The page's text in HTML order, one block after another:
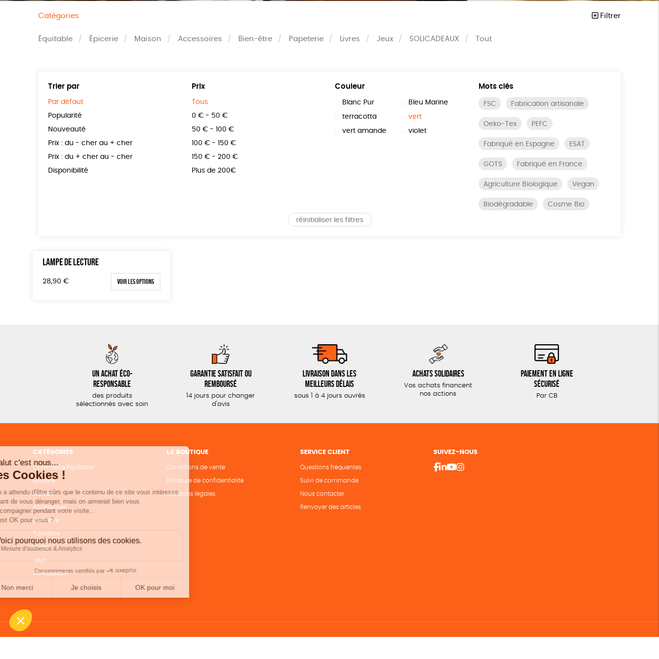
Catégories Filtrer
Équitable Épicerie Maison Accessoires Bien-être Papeterie Livres Jeux SOLICADEAUX Tout
Trier par
Par défaut
Popularité
Nouveauté
Prix : du - cher au + cher
Prix : du + cher au - cher
Disponibilité
Prix
Tous
0 € - 50 €
50 € - 100 €
100 € - 150 €
150 € - 200 €
Plus de 200€
Couleur
Blanc Pur Bleu Marine
terracotta vert
vert amande violet
Mots clés
FSC Fabrication artisanale
Oeko-Tex PEFC
Fabriqué en Espagne ESAT
GOTS Fabriqué en France
Agriculture Biologique Vegan
Biodégradable Cosme Bio
réinitialiser les filtres
LAMPE DE LECTURE
28,90 € Voir les options
Un achat éco-
responsable
des produits
sélectionnés avec soin
Garantie satisfait ou
remboursé
14 jours pour changer
d'avis
Livraison dans les
meilleurs délais
sous 1 à 4 jours ouvrés
Achats solidaires
Vos achats financent
nos actions
Paiement en ligne
sécurisé
Par CB
CATÉGORIES
Commerce Equitable
Epicerie
Maison
Accessoires
Bien-être
Papeterie
Livres
Jeux
Solicadeaux
LA BOUTIQUE
Conditions de vente
Politique de confidentialité
Mentions légales
SERVICE CLIENT
Questions fréquentes
Suivi de commande
Nous contacter
Renvoyer des articles
SUIVEZ-NOUS